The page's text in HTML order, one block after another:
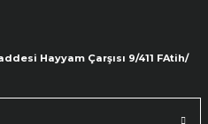
Hayyam Çarşısı 9/411 FAtih/